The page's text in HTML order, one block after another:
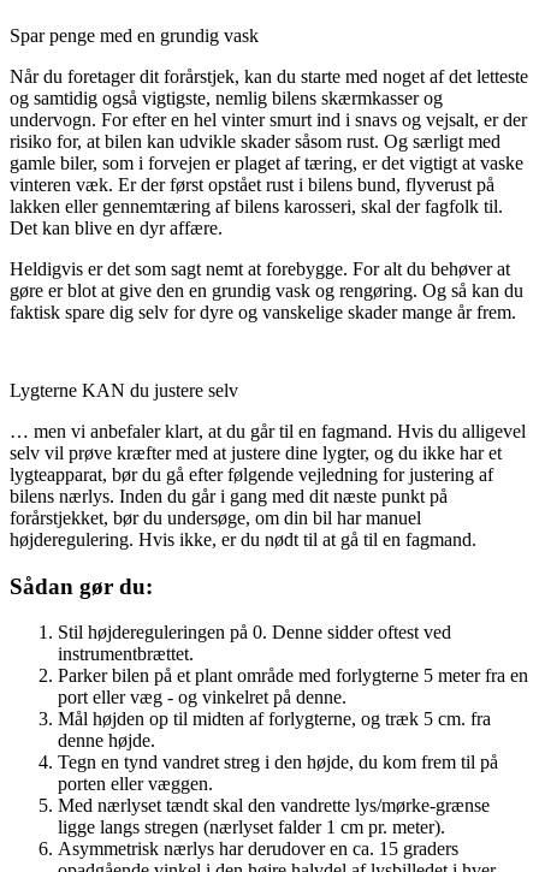
Spar penge med en grundig vask
Når du foretager dit forårstjek, kan du starte med noget af det letteste
og samtidig også vigtigste, nemlig bilens skærmkasser og
undervogn. For efter en hel vinter smurt ind i snavs og vejsalt, er der
risiko for, at bilen kan udvikle skader såsom rust. Og særligt med
gamle biler, som i forvejen er plaget af tæring, er det vigtigt at vaske
vinteren væk. Er der først opstået rust i bilens bund, flyverust på
lakken eller gennemtæring af bilens karosseri, skal der fagfolk til.
Det kan blive en dyr affære.
Heldigvis er det som sagt nemt at forebygge. For alt du behøver at
gøre er blot at give den en grundig vask og rengøring. Og så kan du
faktisk spare dig selv for dyre og vanskelige skader mange år frem.
Lygterne KAN du justere selv
… men vi anbefaler klart, at du går til en fagmand. Hvis du alligevel
selv vil prøve kræfter med at justere dine lygter, og du ikke har et
lygteapparat, bør du gå efter følgende vejledning for justering af
bilens nærlys. Inden du går i gang med dit næste punkt på
forårstjekket, bør du undersøge, om din bil har manuel
højderegulering. Hvis ikke, er du nødt til at gå til en fagmand.
Sådan gør du:
Stil højdereguleringen på 0. Denne sidder oftest ved
instrumentbrættet.
Parker bilen på et plant område med forlygterne 5 meter fra en
port eller væg - og vinkelret på denne.
Mål højden op til midten af forlygterne, og træk 5 cm. fra
denne højde.
Tegn en tynd vandret streg i den højde, du kom frem til på
porten eller væggen.
Med nærlyset tændt skal den vandrette lys/mørke-grænse
ligge langs stregen (nærlyset falder 1 cm pr. meter).
Asymmetrisk nærlys har derudover en ca. 15 graders